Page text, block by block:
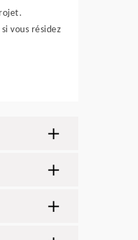
vous résidez